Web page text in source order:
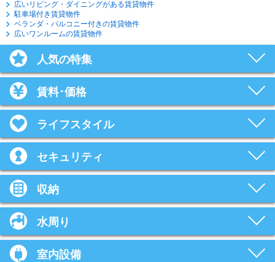
広いリビング・ダイニングがある賃貸物件
駐車場付き賃貸物件
ベランダ・バルコニー付きの賃貸物件
広いワンルームの賃貸物件
人気の特集
賃料･価格
ライフスタイル
セキュリティ
収納
水周り
室内設備